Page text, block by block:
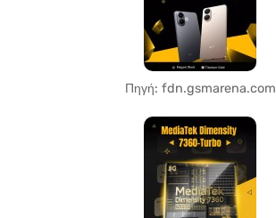
Πηγή: fdn.gsmarena.com